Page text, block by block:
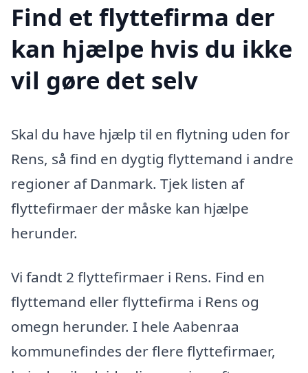
Find et flyttefirma der
kan hjælpe hvis du ikke
vil gøre det selv
Skal du have hjælp til en flytning uden for
Rens, så find en dygtig flyttemand i andre
regioner af Danmark. Tjek listen af
flyttefirmaer der måske kan hjælpe
herunder.
Vi fandt 2 flyttefirmaer i Rens. Find en
flyttemand eller flyttefirma i Rens og
omegn herunder. I hele Aabenraa
kommunefindes der flere flyttefirmaer,